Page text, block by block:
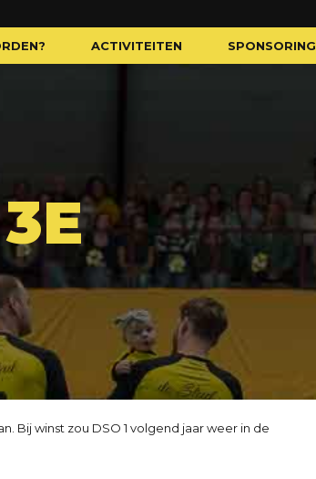
ACTIVITEITEN SPONSORING
Bij winst zou DSO 1 volgend jaar weer in de